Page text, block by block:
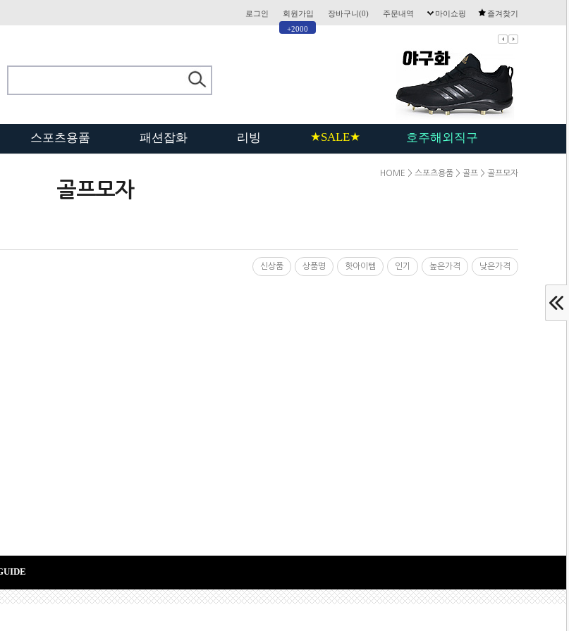
로그인
+2000
회원가입 장바구니(0) 주문내역 마이쇼핑 즐겨찾기
스포츠용품 패션잡화 리빙 ★SALE★ 호주해외직구
HOME > 스포츠용품 > 골프 > 골프모자
골프모자
신상품 상품명 핫아이템 인기 높은가격 낮은가격